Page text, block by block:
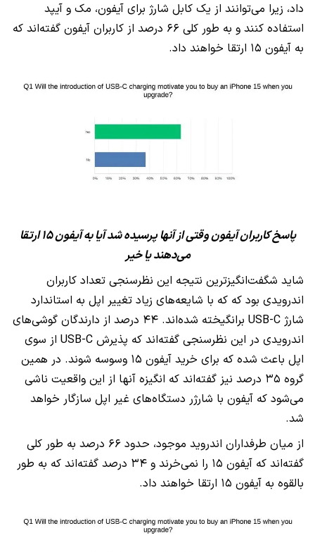
داد، زیرا می‌توانند از یک کابل شارژ برای آیفون، مک و آیپد
استفاده کنند و به طور کلی ۶۶ درصد از کاربران آیفون گفته‌اند که
به آیفون ۱۵ ارتقا خواهند داد.
پاسخ کاربران آیفون وقتی از آنها پرسیده شد آیا به آيفون ۱۵ ارتقا
می‌دهند یا خیر
شاید شگفت‌انگیزترین نتیجه این نظرسنجی تعداد کاربران
اندرویدی بود که که با شایعه‌های زیاد تغییر اپل به استاندارد
شارژ USB-C برانگیخته شده‌اند. ۴۴ درصد از دارندگان گوشی‌های
اندرویدی در این نظرسنجی گفته‌اند که پذیرش USB-C از سوی
اپل باعث شده که برای خرید آیفون ۱۵ وسوسه شوند. در همین
گروه ۳۵ درصد نیز گفته‌اند که انگیزه آنها از این واقعیت ناشی
می‌شود که آیفون با شارژر دستگاه‌های غیر اپل سازگار خواهد
شد.
از میان طرفداران اندروید موجود، حدود ۶۶ درصد به طور کلی
گفته‌اند که آیفون ۱۵ را نمی‌خرند و ۳۴ درصد گفته‌اند که به طور
بالقوه به آیفون ۱۵ ارتقا خواهند داد.